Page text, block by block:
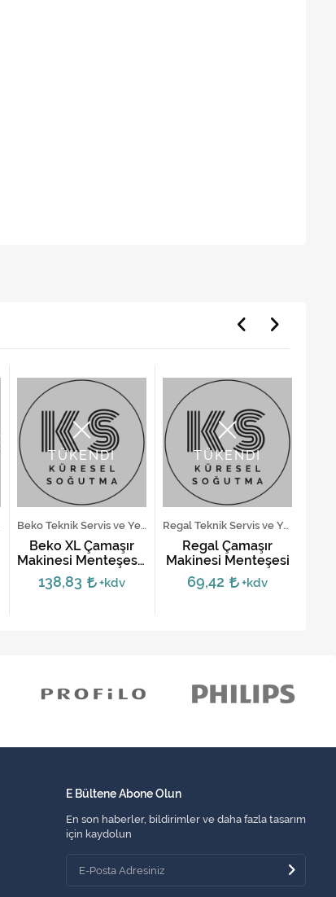
TÜKENDİ
Beko Teknik Servis ve Yedek Parça Hizmetleri
Beko XL Çamaşır
Makinesi Menteşesi-
2848720100
138,83 +kdv
TÜKENDİ
Regal Teknik Servis ve Yedek Parça Hizmetleri
Regal Çamaşır
Makinesi Menteşesi
69,42 +kdv
E Bültene Abone Olun
En son haberler, bildirimler ve daha fazla tasarım
için kaydolun